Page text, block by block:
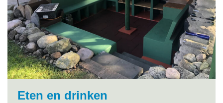
Eten en drinken